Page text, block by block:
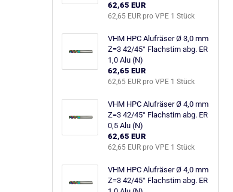
62,65 EUR
62,65 EUR pro VPE 1 Stück
VHM HPC Alufräser Ø 3,0 mm
Z=3 42/45° Flachstirn abg. ER
1,0 Alu (N)
62,65 EUR
62,65 EUR pro VPE 1 Stück
VHM HPC Alufräser Ø 4,0 mm
Z=3 42/45° Flachstirn abg. ER
0,5 Alu (N)
62,65 EUR
62,65 EUR pro VPE 1 Stück
VHM HPC Alufräser Ø 4,0 mm
Z=3 42/45° Flachstirn abg. ER